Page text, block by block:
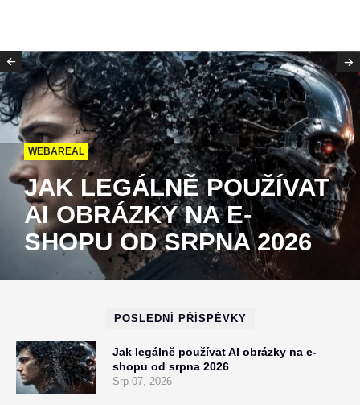
WEBAREAL
JAK LEGÁLNĚ POUŽÍVAT
AI OBRÁZKY NA E-
SHOPU OD SRPNA 2026
POSLEDNÍ PŘÍSPĚVKY
Jak legálně používat AI obrázky na e-
shopu od srpna 2026
Srp 07, 2026